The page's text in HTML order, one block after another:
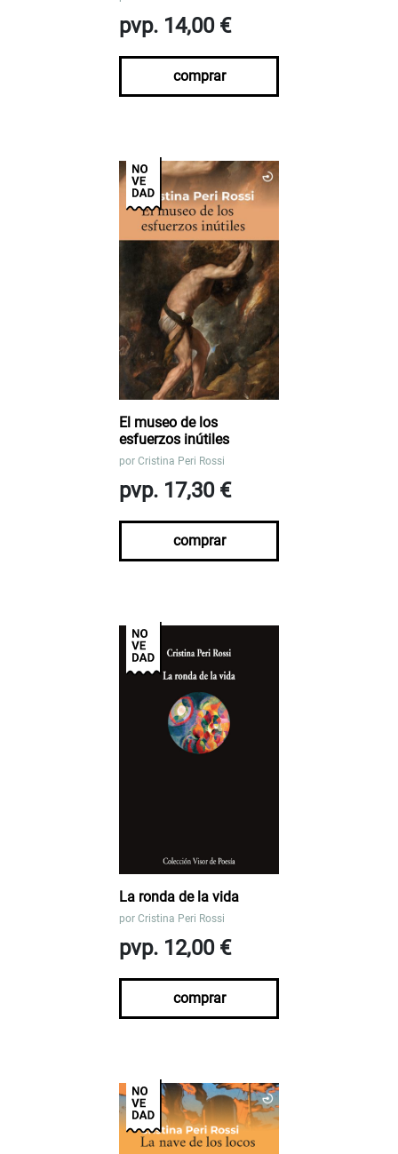
pvp. 14,00 €
comprar
El museo de los
esfuerzos inútiles
por Cristina Peri Rossi
pvp. 17,30 €
comprar
La ronda de la vida
por Cristina Peri Rossi
pvp. 12,00 €
comprar